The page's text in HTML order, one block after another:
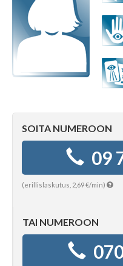
Tajunnanvirta puhepaketti
Soittopyyntö
Horoskooppimerkit
Viikkohoroskooppi
SOITA NUMEROON
09
(erillislaskutus, 2,69 €/min)
TAI NUMEROON